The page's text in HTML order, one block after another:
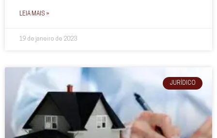
LEIA MAIS »
19 de janeiro de 2023
JURÍDICO